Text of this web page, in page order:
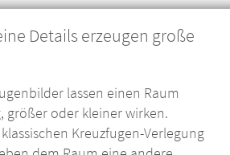
Details erzeugen große
lassen einen Raum
größer oder kleiner wirken.
Kreuzfugen-Verlegung